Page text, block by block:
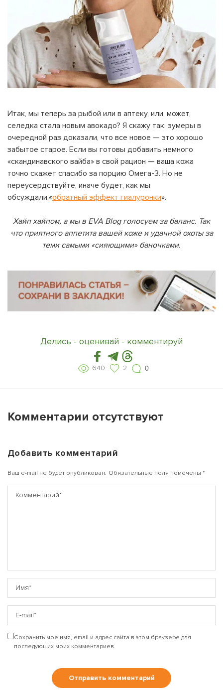
Итак, мы теперь за рыбой или в аптеку, или, может,
селедка стала новым авокадо? Я скажу так: зумеры в
очередной раз доказали, что все новое — это хорошо
забытое старое. Если вы готовы добавить немного
«скандинавского вайба» в свой рацион — ваша кожа
точно скажет спасибо за порцию Омега-3. Но не
переусердствуйте, иначе будет, как мы
обсуждали,«обратный эффект гиалуронки».
Хайп хайпом, а мы в EVA Blog голосуем за баланс. Так
что приятного аппетита вашей коже и удачной охоты за
теми самыми «сияющими» баночками.
Делись - оценивай - комментируй
640 2 0
Комментарии отсутствуют
Добавить комментарий
Ваш e-mail не будет опубликован. Обязательные поля помечены *
Сохранить моё имя, email и адрес сайта в этом браузере для
последующих моих комментариев.